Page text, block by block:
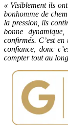
« Visiblement ils
bonhomme de
la pression, ils
bonne
confirmés. C’est
confiance, donc
compter tout au